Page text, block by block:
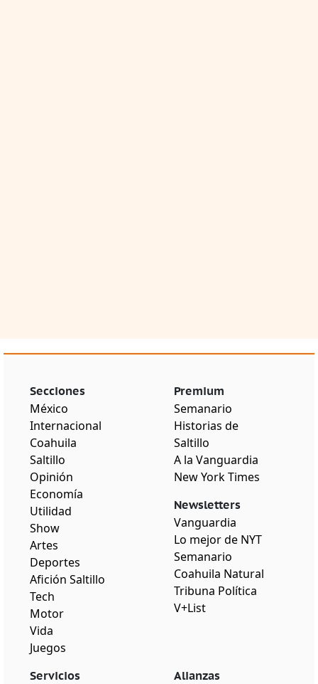
Secciones
México
Internacional
Coahuila
Saltillo
Opinión
Economía
Utilidad
Show
Artes
Deportes
Afición Saltillo
Tech
Motor
Vida
Juegos
Premium
Semanario
Historias de
Saltillo
A la Vanguardia
New York Times
Newsletters
Vanguardia
Lo mejor de NYT
Semanario
Coahuila Natural
Tribuna Política
V+List
Servicios Alianzas